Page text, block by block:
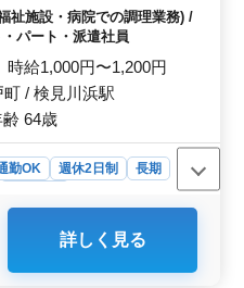
能！！ 皆様からのご応募お
す！
祉施設・病院での調理業務) /
パート・派遣社員
給1,000円〜1,200円
/ 検見川浜駅
64歳
勤OK 週休2日制
長期
理補助・スタッフ
休2日制を採用しており、
詳しく見る